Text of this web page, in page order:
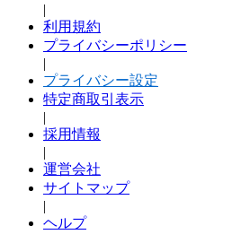
|
利用規約
プライバシーポリシー
|
プライバシー設定
特定商取引表示
|
採用情報
|
運営会社
サイトマップ
|
ヘルプ